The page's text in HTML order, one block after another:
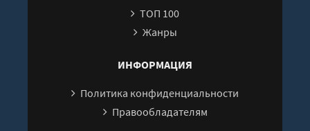
ТОП 100
Жанры
ИНФОРМАЦИЯ
Политика конфиденциальности
Правообладателям